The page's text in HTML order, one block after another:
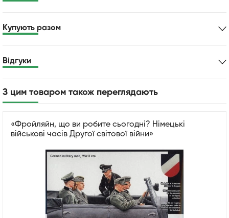
Купують разом
Відгуки
З цим товаром також переглядають
«Фройляйн, що ви робите сьогодні? Німецькі
військові часів Другої світової війни»